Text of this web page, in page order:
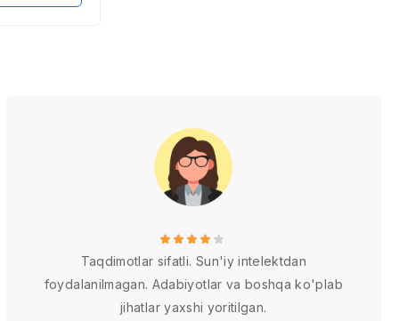
Taqdimotlar sifatli. Sun'iy intelektdan
foydalanilmagan. Adabiyotlar va boshqa ko'plab
jihatlar yaxshi yoritilgan.